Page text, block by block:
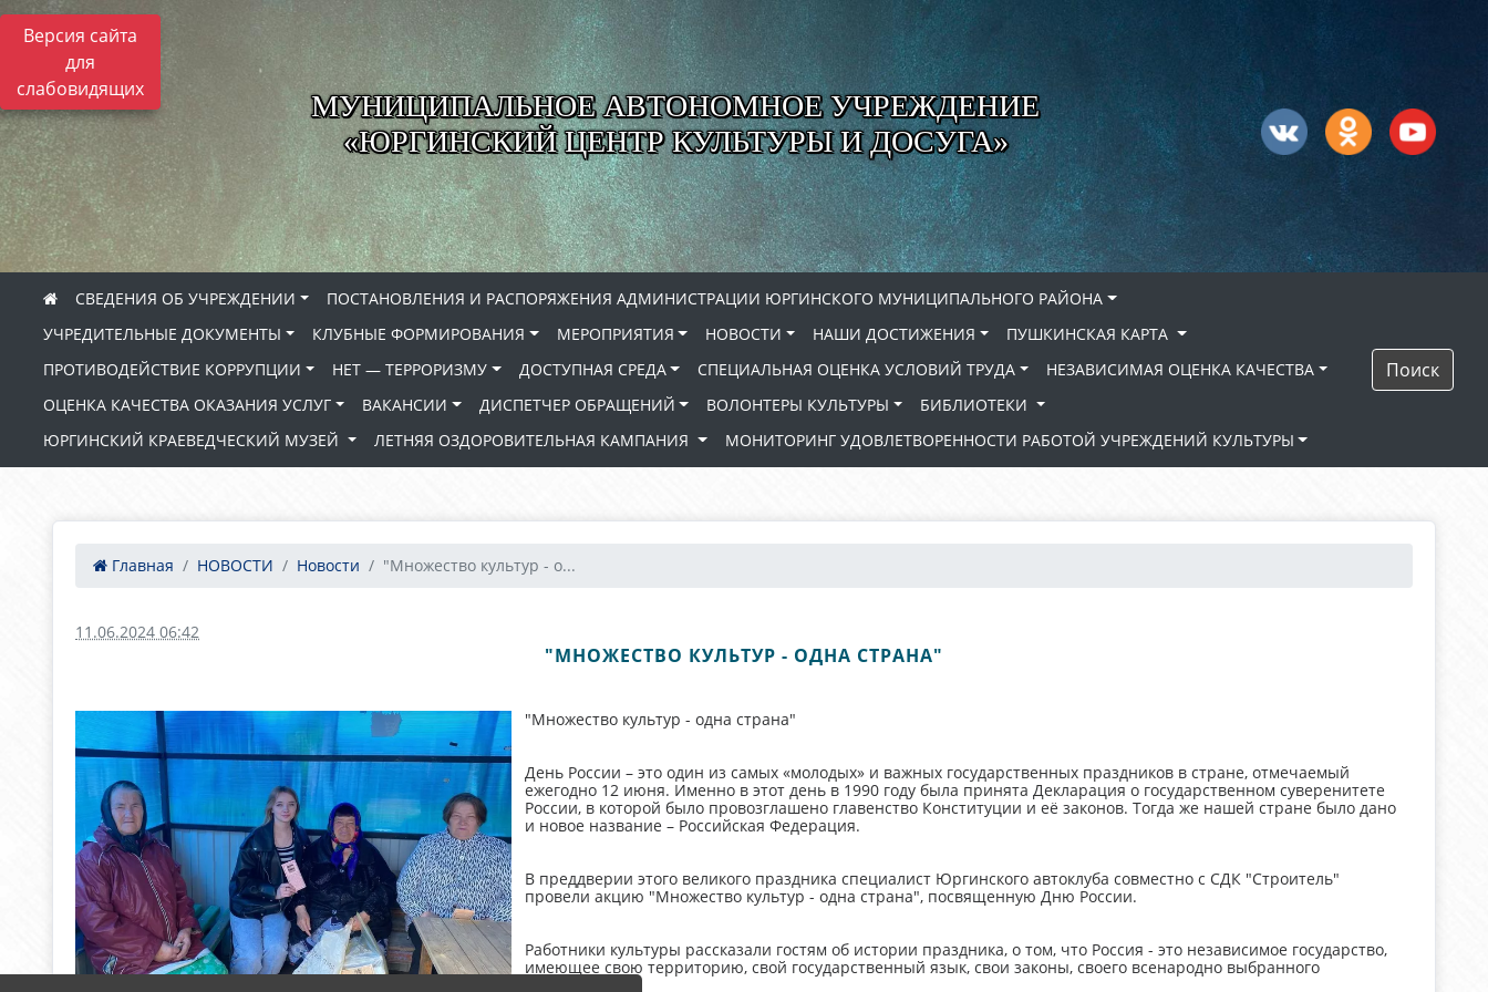
Версия сайта
для
слабовидящих
МУНИЦИПАЛЬНОЕ АВТОНОМНОЕ УЧРЕЖДЕНИЕ
«ЮРГИНСКИЙ ЦЕНТР КУЛЬТУРЫ И ДОСУГА»
СВЕДЕНИЯ ОБ УЧРЕЖДЕНИИ
ПОСТАНОВЛЕНИЯ И РАСПОРЯЖЕНИЯ АДМИНИСТРАЦИИ ЮРГИНСКОГО МУНИЦИПАЛЬНОГО РАЙОНА
УЧРЕДИТЕЛЬНЫЕ ДОКУМЕНТЫ
КЛУБНЫЕ ФОРМИРОВАНИЯ МЕРОПРИЯТИЯ НОВОСТИ НАШИ ДОСТИЖЕНИЯ
ПУШКИНСКАЯ КАРТА
ПРОТИВОДЕЙСТВИЕ КОРРУПЦИИ
НЕТ — ТЕРРОРИЗМУ ДОСТУПНАЯ СРЕДА СПЕЦИАЛЬНАЯ ОЦЕНКА УСЛОВИЙ ТРУДА
НЕЗАВИСИМАЯ ОЦЕНКА КАЧЕСТВА
ОЦЕНКА КАЧЕСТВА ОКАЗАНИЯ УСЛУГ
ВАКАНСИИ ДИСПЕТЧЕР ОБРАЩЕНИЙ ВОЛОНТЕРЫ КУЛЬТУРЫ
БИБЛИОТЕКИ
ЮРГИНСКИЙ КРАЕВЕДЧЕСКИЙ МУЗЕЙ
ЛЕТНЯЯ ОЗДОРОВИТЕЛЬНАЯ КАМПАНИЯ МОНИТОРИНГ УДОВЛЕТВОРЕННОСТИ РАБОТОЙ УЧРЕЖДЕНИЙ КУЛЬТУРЫ
Поиск
Главная НОВОСТИ Новости "Множество культур - о...
11.06.2024 06:42
"МНОЖЕСТВО КУЛЬТУР - ОДНА СТРАНА"
"Множество культур - одна страна"
День России – это один из самых «молодых» и важных государственных праздников в стране, отмечаемый
ежегодно 12 июня. Именно в этот день в 1990 году была принята Декларация о государственном суверенитете
России, в которой было провозглашено главенство Конституции и её законов. Тогда же нашей стране было дано
и новое название – Российская Федерация.
В преддверии этого великого праздника специалист Юргинского автоклуба совместно с СДК "Строитель"
провели акцию "Множество культур - одна страна", посвященную Дню России.
Работники культуры рассказали гостям об истории праздника, о том, что Россия - это независимое государство,
имеющее свою территорию, свой государственный язык, свои законы, своего всенародно выбранного